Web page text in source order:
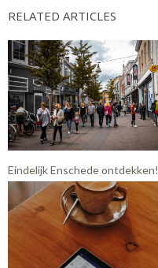
RELATED ARTICLES
Eindelijk Enschede ontdekken!